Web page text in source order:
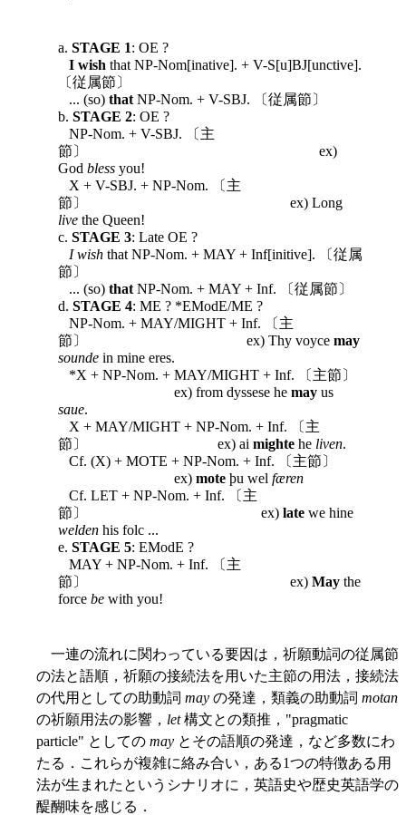
a. STAGE 1: OE ?
I wish that NP-Nom[inative]. + V-S[u]BJ[unctive].
〔従属節〕
... (so) that NP-Nom. + V-SBJ. 〔従属節〕
b. STAGE 2: OE ?
NP-Nom. + V-SBJ. 〔主
節〕 ex)
God bless you!
X + V-SBJ. + NP-Nom. 〔主
節〕 ex) Long
live the Queen!
c. STAGE 3: Late OE ?
I wish that NP-Nom. + MAY + Inf[initive]. 〔従属
節〕
... (so) that NP-Nom. + MAY + Inf. 〔従属節〕
d. STAGE 4: ME ? *EModE/ME ?
NP-Nom. + MAY/MIGHT + Inf. 〔主
節〕 ex) Thy voyce may
sounde in mine eres.
*X + NP-Nom. + MAY/MIGHT + Inf. 〔主節〕
ex) from dyssese he may us
saue.
X + MAY/MIGHT + NP-Nom. + Inf. 〔主
節〕 ex) ai mighte he liven.
Cf. (X) + MOTE + NP-Nom. + Inf. 〔主節〕
ex) mote þu wel færen
Cf. LET + NP-Nom. + Inf. 〔主
節〕 ex) late we hine
welden his folc ...
e. STAGE 5: EModE ?
MAY + NP-Nom. + Inf. 〔主
節〕 ex) May the
force be with you!
一連の流れに関わっている要因は，祈願動詞の従属節
の法と語順，祈願の接続法を用いた主節の用法，接続法
の代用としての助動詞 may の発達，類義の助動詞 motan
の祈願用法の影響， let構文との類推，"pragmatic
particle" としての may とその語順の発達，など多数にわ
たる．これらが複雑に絡み合い，ある1つの特徴ある用
法が生まれたというシナリオに，英語史や歴史英語学の
醍醐味を感じる．